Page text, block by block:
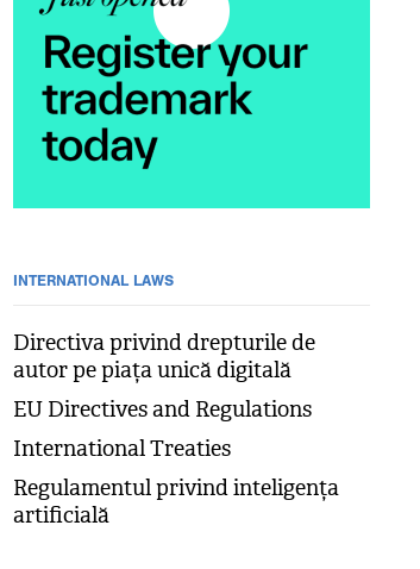
INTERNATIONAL LAWS
Directiva privind drepturile de
autor pe piața unică digitală
EU Directives and Regulations
International Treaties
Regulamentul privind inteligența
artificială